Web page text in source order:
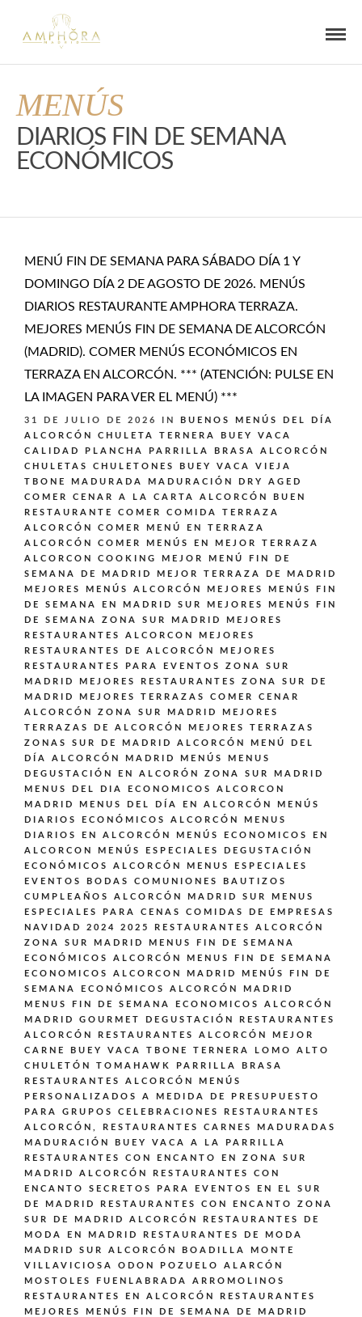
MENÚS
DIARIOS FIN DE SEMANA
ECONÓMICOS
MENÚ FIN DE SEMANA PARA SÁBADO DÍA 1 Y
DOMINGO DÍA 2 DE AGOSTO DE 2026. MENÚS
DIARIOS RESTAURANTE AMPHORA TERRAZA.
MEJORES MENÚS FIN DE SEMANA DE ALCORCÓN
(MADRID). COMER MENÚS ECONÓMICOS EN
TERRAZA EN ALCORCÓN. *** (ATENCIÓN: PULSE EN
LA IMAGEN PARA VER EL MENÚ) ***
31 DE JULIO DE 2026 IN
BUENOS MENÚS DEL DÍA
ALCORCÓN
CHULETA TERNERA BUEY VACA
CALIDAD PLANCHA PARRILLA BRASA ALCORCÓN
CHULETAS CHULETONES BUEY VACA VIEJA
TBONE MADURADA MADURACIÓN DRY AGED
COMER CENAR A LA CARTA ALCORCÓN BUEN
RESTAURANTE
COMER COMIDA TERRAZA
ALCORCÓN
COMER MENÚ EN TERRAZA
ALCORCÓN
COMER MENÚS EN MEJOR TERRAZA
ALCORCON
COOKING
MEJOR MENÚ FIN DE
SEMANA DE MADRID
MEJOR TERRAZA DE MADRID
MEJORES MENÚS ALCORCÓN
MEJORES MENÚS FIN
DE SEMANA EN MADRID SUR
MEJORES MENÚS FIN
DE SEMANA ZONA SUR MADRID
MEJORES
RESTAURANTES ALCORCON
MEJORES
RESTAURANTES DE ALCORCÓN
MEJORES
RESTAURANTES PARA EVENTOS ZONA SUR
MADRID
MEJORES RESTAURANTES ZONA SUR DE
MADRID
MEJORES TERRAZAS COMER CENAR
ALCORCÓN ZONA SUR MADRID
MEJORES
TERRAZAS DE ALCORCÓN
MEJORES TERRAZAS
ZONAS SUR DE MADRID ALCORCÓN
MENÚ DEL
DÍA ALCORCÓN MADRID
MENÚS
MENUS
DEGUSTACIÓN EN ALCORÓN ZONA SUR MADRID
MENUS DEL DIA ECONOMICOS ALCORCON
MADRID
MENUS DEL DÍA EN ALCORCÓN
MENÚS
DIARIOS ECONÓMICOS ALCORCÓN
MENUS
DIARIOS EN ALCORCÓN
MENÚS ECONOMICOS EN
ALCORCON
MENÚS ESPECIALES DEGUSTACIÓN
ECONÓMICOS ALCORCÓN
MENUS ESPECIALES
EVENTOS BODAS COMUNIONES BAUTIZOS
CUMPLEAÑOS ALCORCÓN MADRID SUR
MENUS
ESPECIALES PARA CENAS COMIDAS DE EMPRESAS
NAVIDAD 2024 2025 RESTAURANTES ALCORCÓN
ZONA SUR MADRID
MENUS FIN DE SEMANA
ECONÓMICOS ALCORCÓN
MENUS FIN DE SEMANA
ECONOMICOS ALCORCON MADRID
MENÚS FIN DE
SEMANA ECONÓMICOS ALCORCÓN MADRID
MENUS FIN DE SEMANA ECONOMICOS ALCORCÓN
MADRID GOURMET DEGUSTACIÓN
RESTAURANTES
ALCORCÓN
RESTAURANTES ALCORCÓN MEJOR
CARNE BUEY VACA TBONE TERNERA LOMO ALTO
CHULETÓN TOMAHAWK PARRILLA BRASA
RESTAURANTES ALCORCÓN MENÚS
PERSONALIZADOS A MEDIDA DE PRESUPUESTO
PARA GRUPOS CELEBRACIONES
RESTAURANTES
ALCORCÓN,
RESTAURANTES CARNES MADURADAS
MADURACIÓN BUEY VACA A LA PARRILLA
RESTAURANTES CON ENCANTO EN ZONA SUR
MADRID ALCORCÓN
RESTAURANTES CON
ENCANTO SECRETOS PARA EVENTOS EN EL SUR
DE MADRID
RESTAURANTES CON ENCANTO ZONA
SUR DE MADRID ALCORCÓN
RESTAURANTES DE
MODA EN MADRID
RESTAURANTES DE MODA
MADRID SUR ALCORCÓN BOADILLA MONTE
VILLAVICIOSA ODON POZUELO ALARCÓN
MOSTOLES FUENLABRADA ARROMOLINOS
RESTAURANTES EN ALCORCÓN
RESTAURANTES
MEJORES MENÚS FIN DE SEMANA DE MADRID